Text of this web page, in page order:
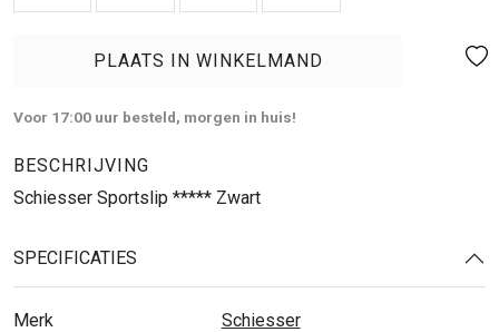
PLAATS IN WINKELMAND
Voor 17:00 uur besteld, morgen in huis!
BESCHRIJVING
Schiesser Sportslip ***** Zwart
SPECIFICATIES
Merk
Schiesser